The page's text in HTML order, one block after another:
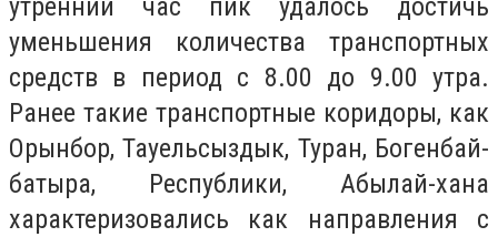
утренний час пик удалось достичь
уменьшения количества транспортных
средств в период с 8.00 до 9.00 утра.
Ранее такие транспортные коридоры, как
Орынбор, Тауельсыздык, Туран, Богенбай-
батыра, Республики, Абылай-хана
характеризовались как направления с